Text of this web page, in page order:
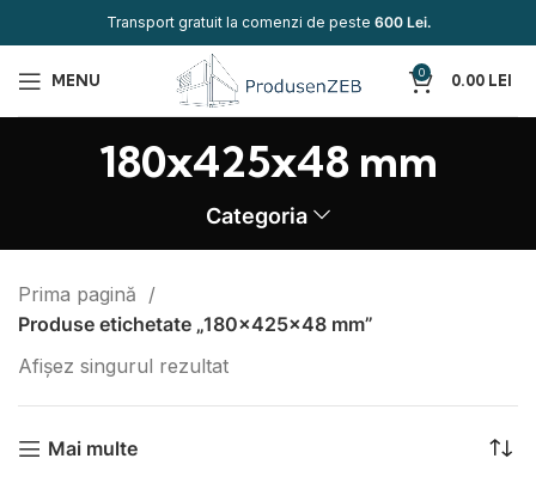
Transport gratuit la comenzi de peste 600 Lei.
MENU 0 0.00 LEI
180x425x48 mm
Categoria
Prima pagină
Produse etichetate „180x425x48 mm”
Afișez singurul rezultat
Mai multe